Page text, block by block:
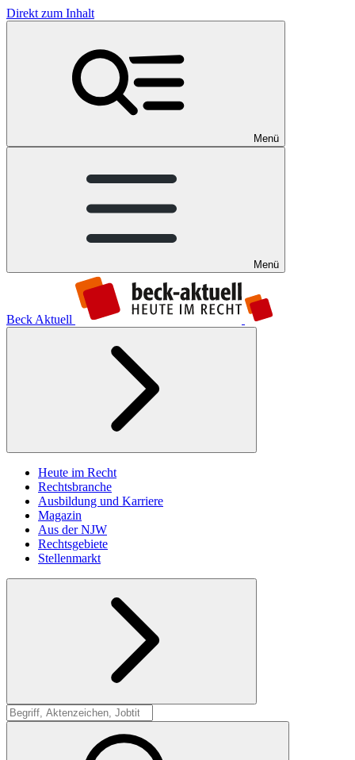
Direkt zum Inhalt
Menü
Menü
Beck Aktuell
Heute im Recht
Rechtsbranche
Ausbildung und Karriere
Magazin
Aus der NJW
Rechtsgebiete
Stellenmarkt
Suche